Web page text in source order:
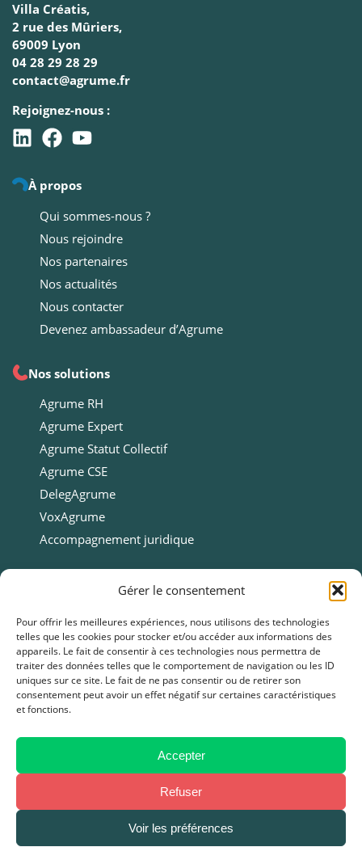
Gérer le consentement
Pour offrir les meilleures expériences, nous utilisons des technologies
telles que les cookies pour stocker et/ou accéder aux informations des
appareils. Le fait de consentir à ces technologies nous permettra de
traiter des données telles que le comportement de navigation ou les ID
uniques sur ce site. Le fait de ne pas consentir ou de retirer son
consentement peut avoir un effet négatif sur certaines caractéristiques
et fonctions.
Accepter
Refuser
Voir les préférences
Villa Créatis,
2 rue des Mûriers,
69009 Lyon
04 28 29 28 29
contact@agrume.fr
Rejoignez-nous :
À propos
Qui sommes-nous ?
Nous rejoindre
Nos partenaires
Nos actualités
Nous contacter
Devenez ambassadeur d’Agrume
Nos solutions
Agrume RH
Agrume Expert
Agrume Statut Collectif
Agrume CSE
DelegAgrume
VoxAgrume
Accompagnement juridique
Ressources
Webinars
Cas clients
Fiches pratiques
Livres blancs & Guides
Boîtes à outils
FAQ